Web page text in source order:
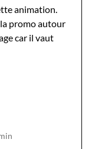
animation.
promo autour
car il vaut